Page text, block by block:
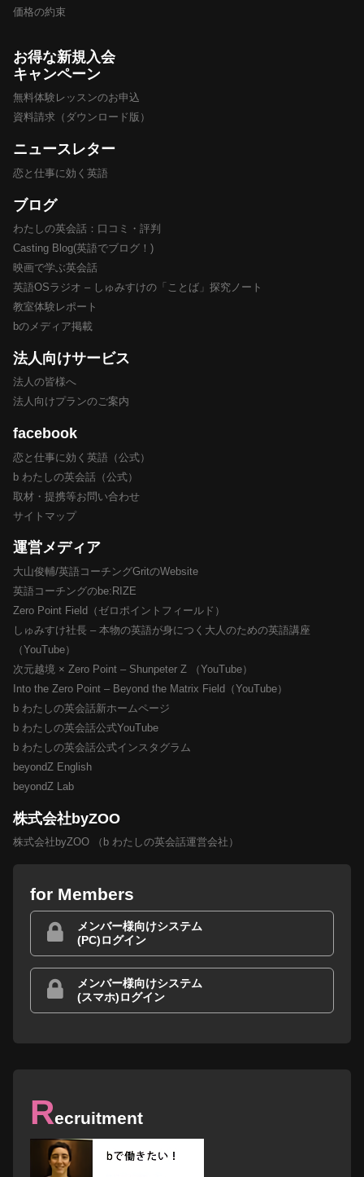
価格の約束
お得な新規入会
キャンペーン
無料体験レッスンのお申込
資料請求（ダウンロード版）
ニュースレター
恋と仕事に効く英語
ブログ
わたしの英会話：口コミ・評判
Casting Blog(英語でブログ！)
映画で学ぶ英会話
英語OSラジオ – しゅみすけの「ことば」探究ノート
教室体験レポート
bのメディア掲載
法人向けサービス
法人の皆様へ
法人向けプランのご案内
facebook
恋と仕事に効く英語（公式）
b わたしの英会話（公式）
取材・提携等お問い合わせ
サイトマップ
運営メディア
大山俊輔/英語コーチングGritのWebsite
英語コーチングのbe:RIZE
Zero Point Field（ゼロポイントフィールド）
しゅみすけ社長 – 本物の英語が身につく大人のための英語講座
（YouTube）
次元越境 × Zero Point – Shunpeter Z （YouTube）
Into the Zero Point – Beyond the Matrix Field（YouTube）
b わたしの英会話新ホームページ
b わたしの英会話公式YouTube
b わたしの英会話公式インスタグラム
beyondZ English
beyondZ Lab
株式会社byZOO
株式会社byZOO （b わたしの英会話運営会社）
for Members
メンバー様向けシステム
(PC)ログイン
メンバー様向けシステム
(スマホ)ログイン
Recruitment